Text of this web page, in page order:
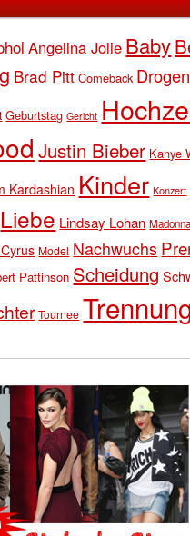
Angelina Jolie Baby
Brad Pitt Comeback Drogen
Geburtstag Gericht
Justin Bieber Kanye
Kardashian Kinder Konzert
Liebe Lindsay Lohan Madonna
Model Nachwuchs
Pattinson Scheidung
Tournee